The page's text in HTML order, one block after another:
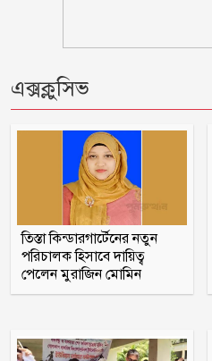
বেরিয়ে
মুক্তিযুদ্ধ
দলের নয়:
বরগুনায়
যাত্রী
এক্সক্লুসিভ
তিস্তা কিন্ডারগার্টেনের নতুন
পরিচালক হিসাবে দায়িত্ব
পেলেন মুরাজিন মোমিন